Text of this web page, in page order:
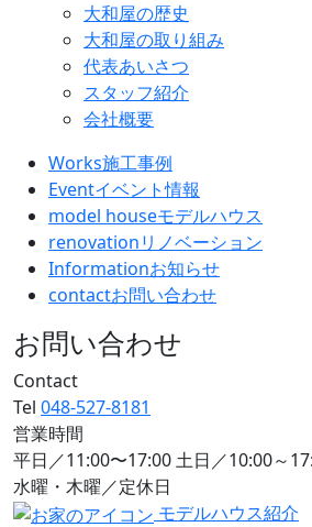
大和屋の歴史
大和屋の取り組み
代表あいさつ
スタッフ紹介
会社概要
Works施工事例
Eventイベント情報
model houseモデルハウス
renovationリノベーション
Informationお知らせ
contactお問い合わせ
お問い合わせ
Contact
Tel 048-527-8181
営業時間
平日／11:00〜17:00 土日／10:00～
水曜・木曜／定休日
モデルハウス紹介